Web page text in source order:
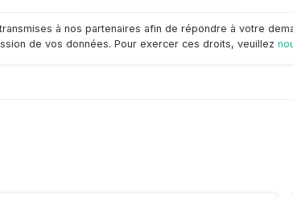
à nos partenaires afin de répondre à votre
de vos données. Pour exercer ces droits, veuillez